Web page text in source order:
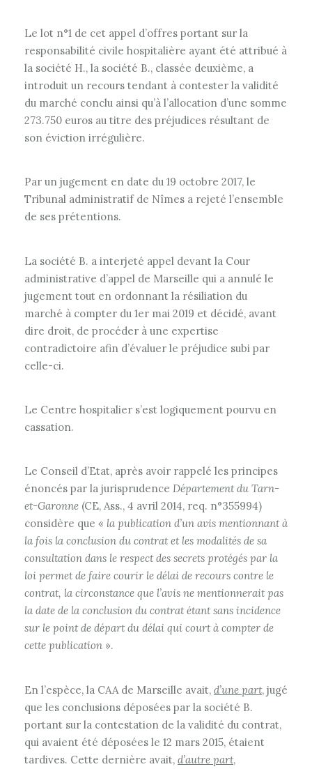
Le lot n°1 de cet appel d’offres portant sur la
responsabilité civile hospitalière ayant été attribué à
la société H., la société B., classée deuxième, a
introduit un recours tendant à contester la validité
du marché conclu ainsi qu’à l’allocation d’une somme
273.750 euros au titre des préjudices résultant de
son éviction irrégulière.
Par un jugement en date du 19 octobre 2017, le
Tribunal administratif de Nîmes a rejeté l’ensemble
de ses prétentions.
La société B. a interjeté appel devant la Cour
administrative d’appel de Marseille qui a annulé le
jugement tout en ordonnant la résiliation du
marché à compter du 1er mai 2019 et décidé, avant
dire droit, de procéder à une expertise
contradictoire afin d’évaluer le préjudice subi par
celle-ci.
Le Centre hospitalier s’est logiquement pourvu en
cassation.
Le Conseil d’Etat, après avoir rappelé les principes
énoncés par la jurisprudence Département du Tarn-
et-Garonne (CE, Ass., 4 avril 2014, req. n°355994)
considère que « la publication d’un avis mentionnant à
la fois la conclusion du contrat et les modalités de sa
consultation dans le respect des secrets protégés par la
loi permet de faire courir le délai de recours contre le
contrat, la circonstance que l’avis ne mentionnerait pas
la date de la conclusion du contrat étant sans incidence
sur le point de départ du délai qui court à compter de
cette publication ».
En l’espèce, la CAA de Marseille avait, d’une part, jugé
que les conclusions déposées par la société B.
portant sur la contestation de la validité du contrat,
qui avaient été déposées le 12 mars 2015, étaient
tardives. Cette dernière avait, d’autre part,